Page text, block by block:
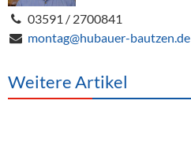
03591 / 2700841
montag@hubauer-bautzen.de
Weitere Artikel